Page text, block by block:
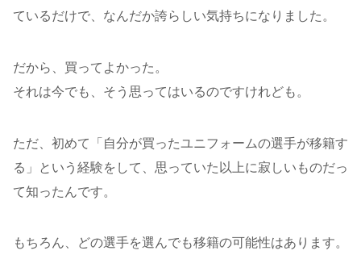
ているだけで、なんだか誇らしい気持ちになりました。
だから、買ってよかった。
それは今でも、そう思ってはいるのですけれども。
ただ、初めて「自分が買ったユニフォームの選手が移籍す
る」という経験をして、思っていた以上に寂しいものだっ
て知ったんです。
もちろん、どの選手を選んでも移籍の可能性はあります。